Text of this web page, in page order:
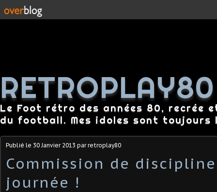
RETROPLAY80
Le Foot rétro des années 80, recrée
du football. Mes idoles sont toujours
Publié le 30 Janvier 2013 par retroplay80
Commission de
journée !